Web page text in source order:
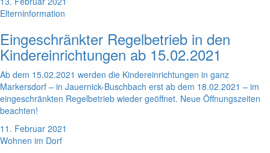
Elterninformation
Eingeschränkter Regelbetrieb in den
Kindereinrichtungen ab 15.02.2021
Ab dem 15.02.2021 werden die Kindereinrichtungen in ganz
Markersdorf – in Jauernick-Buschbach erst ab dem 18.02.2021 – im
eingeschränkten Regelbetrieb wieder geöffnet. Neue Öffnungszeiten
beachten!
11. Februar 2021
Wohnen im Dorf